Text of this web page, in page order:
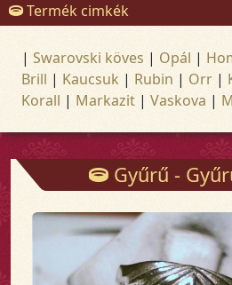
Termék cimkék
| Swarovski köves | Opál |
Brill | Kaucsuk | Rubin | Orr |
Korall | Markazit | Vaskova |
Gyűrű - Gyűrűk - Arany és ezüst